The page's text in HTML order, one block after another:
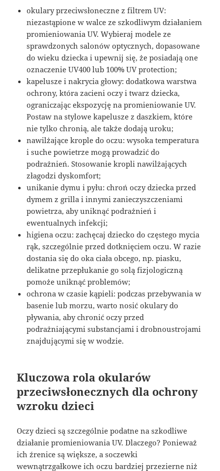
okulary przeciwsłoneczne z filtrem UV:
niezastąpione w walce ze szkodliwym działaniem
promieniowania UV. Wybieraj modele ze
sprawdzonych salonów optycznych, dopasowane
do wieku dziecka i upewnij się, że posiadają one
oznaczenie UV400 lub 100% UV protection;
kapelusze i nakrycia głowy: dodatkowa warstwa
ochrony, która zacieni oczy i twarz dziecka,
ograniczając ekspozycję na promieniowanie UV.
Postaw na stylowe kapelusze z daszkiem, które
nie tylko chronią, ale także dodają uroku;
nawilżające krople do oczu: wysoka temperatura
i suche powietrze mogą prowadzić do
podrażnień. Stosowanie kropli nawilżających
złagodzi dyskomfort;
unikanie dymu i pyłu: chroń oczy dziecka przed
dymem z grilla i innymi zanieczyszczeniami
powietrza, aby uniknąć podrażnień i
ewentualnych infekcji;
higiena oczu: zachęcaj dziecko do częstego mycia
rąk, szczególnie przed dotknięciem oczu. W razie
dostania się do oka ciała obcego, np. piasku,
delikatne przepłukanie go solą fizjologiczną
pomoże uniknąć problemów;
ochrona w czasie kąpieli: podczas przebywania w
basenie lub morzu, warto nosić okulary do
pływania, aby chronić oczy przed
podrażniającymi substancjami i drobnoustrojami
znajdującymi się w wodzie.
Kluczowa rola okularów
przeciwsłonecznych dla ochrony
wzroku dzieci
Oczy dzieci są szczególnie podatne na szkodliwe
działanie promieniowania UV. Dlaczego? Ponieważ
ich źrenice są większe, a soczewki
wewnątrzgałkowe ich oczu bardziej przezierne niż